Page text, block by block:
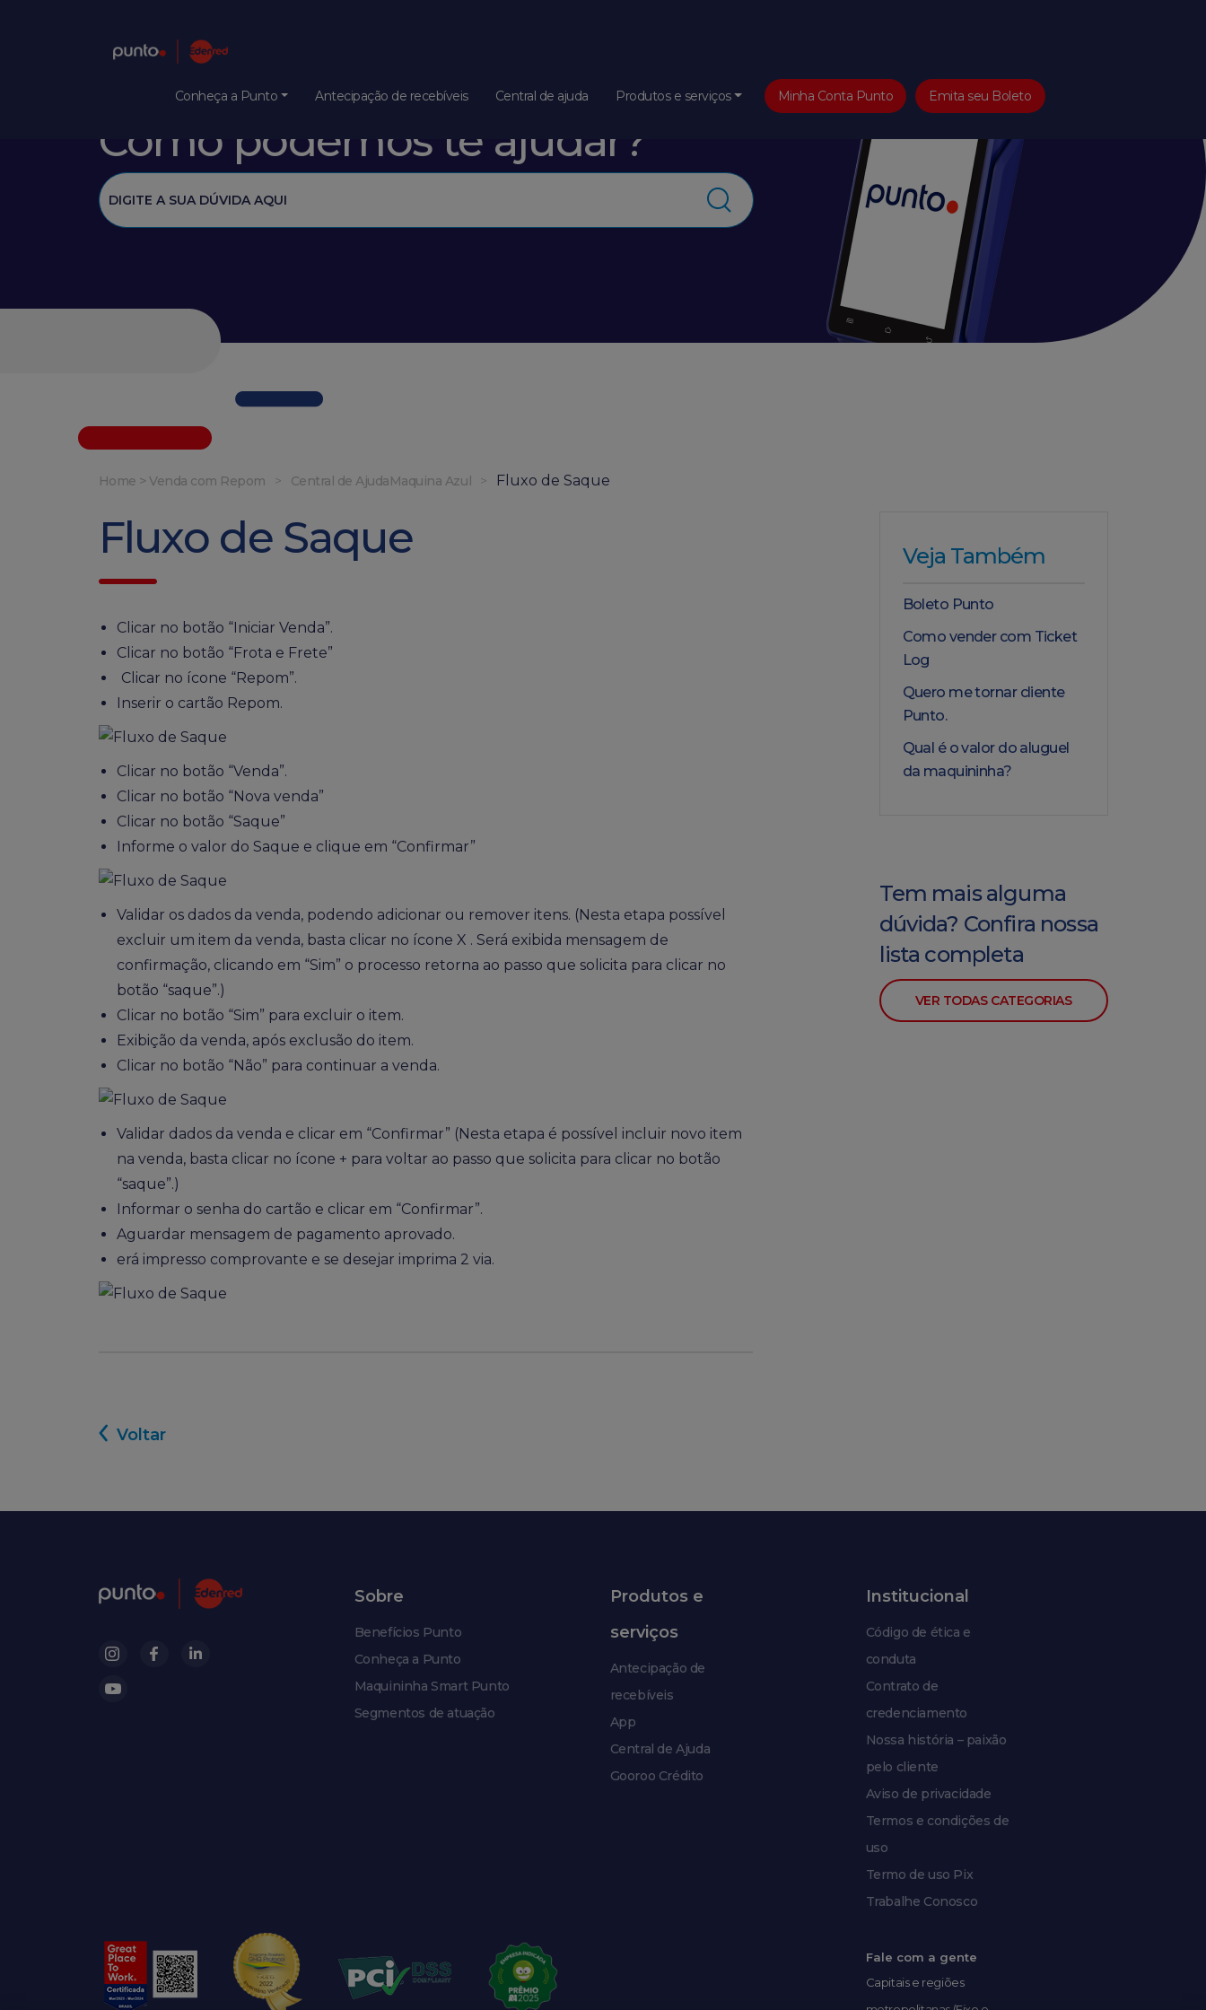
Conheça a Punto Antecipação de recebíveis Central de ajuda Produtos e serviços Minha Conta Punto Emita seu Boleto
Como podemos te ajudar?
Home >Venda com Repom > Central de AjudaMaquina Azul > Fluxo de Saque
Fluxo de Saque
Clicar no botão “Iniciar Venda”.
Clicar no botão “Frota e Frete”
Clicar no ícone “Repom”.
Inserir o cartão Repom.
Clicar no botão “Venda”.
Clicar no botão “Nova venda”
Clicar no botão “Saque”
Informe o valor do Saque e clique em “Confirmar”
Validar os dados da venda, podendo adicionar ou remover itens. (Nesta etapa possível
excluir um item da venda, basta clicar no ícone X . Será exibida mensagem de
confirmação, clicando em “Sim” o processo retorna ao passo que solicita para clicar no
botão “saque”.)
Clicar no botão “Sim” para excluir o item.
Exibição da venda, após exclusão do item.
Clicar no botão “Não” para continuar a venda.
Validar dados da venda e clicar em “Confirmar” (Nesta etapa é possível incluir novo item
na venda, basta clicar no ícone + para voltar ao passo que solicita para clicar no botão
“saque”.)
Informar o senha do cartão e clicar em “Confirmar”.
Aguardar mensagem de pagamento aprovado.
erá impresso comprovante e se desejar imprima 2 via.
Voltar
Veja Também
Boleto Punto
Como vender com Ticket
Log
Quero me tornar cliente
Punto.
Qual é o valor do aluguel
da maquininha?
Tem mais alguma
dúvida? Confira nossa
lista completa
VER TODAS CATEGORIAS
Sobre
Benefícios Punto
Conheça a Punto
Maquininha Smart Punto
Segmentos de atuação
Produtos e
serviços
Antecipação de
recebíveis
App
Central de Ajuda
Gooroo Crédito
Institucional
Código de ética e
conduta
Contrato de
credenciamento
Nossa história – paixão
pelo cliente
Aviso de privacidade
Termos e condições de
uso
Termo de uso Pix
Trabalhe Conosco
Fale com a gente
Capitais e regiões